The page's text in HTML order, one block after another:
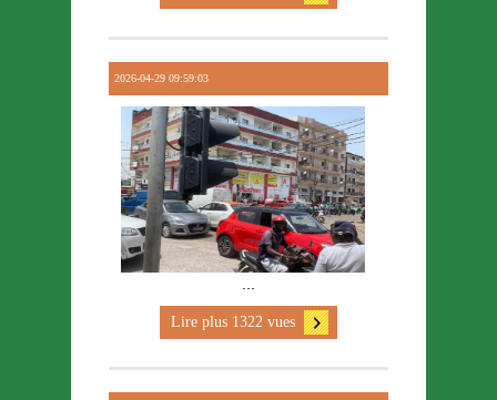
2026-04-29 09:59:03
...
Lire plus 1322 vues